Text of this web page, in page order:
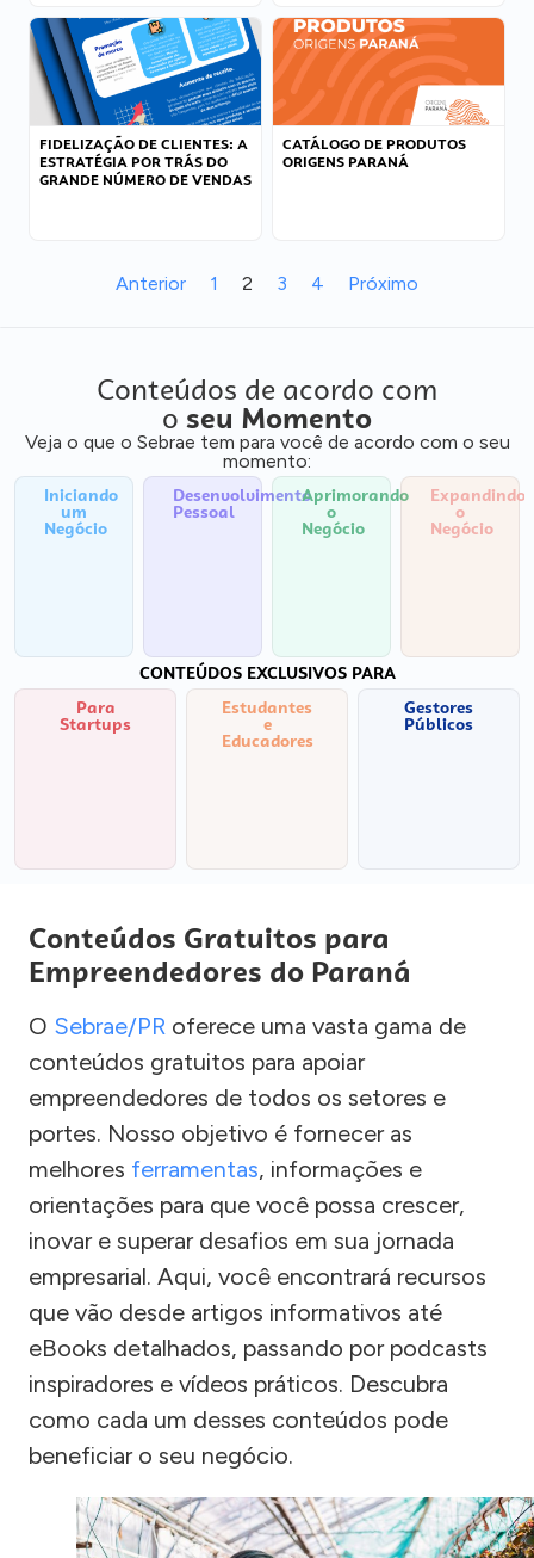
FIDELIZAÇÃO DE CLIENTES: A
ESTRATÉGIA POR TRÁS DO
GRANDE NÚMERO DE VENDAS
CATÁLOGO DE PRODUTOS
ORIGENS PARANÁ
Anterior 1 2 3 4 Próximo
Conteúdos de acordo com
o seu Momento
Veja o que o Sebrae tem para você de acordo com o seu
momento:
Iniciando
um
Negócio
Desenvolvimento
Pessoal
Aprimorando
o
Negócio
Expandindo
o
Negócio
CONTEÚDOS EXCLUSIVOS PARA
Para
Startups
Estudantes
e
Educadores
Gestores
Públicos
Conteúdos Gratuitos para
Empreendedores do Paraná
O Sebrae/PR oferece uma vasta gama de
conteúdos gratuitos para apoiar
empreendedores de todos os setores e
portes. Nosso objetivo é fornecer as
melhores ferramentas, informações e
orientações para que você possa crescer,
inovar e superar desafios em sua jornada
empresarial. Aqui, você encontrará recursos
que vão desde artigos informativos até
eBooks detalhados, passando por podcasts
inspiradores e vídeos práticos. Descubra
como cada um desses conteúdos pode
beneficiar o seu negócio.